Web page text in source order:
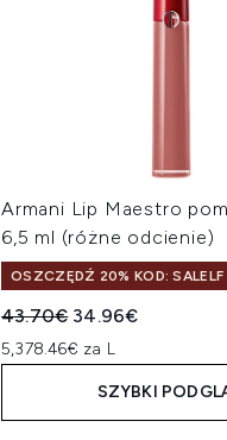
Armani Lip Maestro
6,5 ml (różne odcienie)
OSZCZĘDŹ 20% KOD: SALELF
Sugerowana cena
43.70€ Aktualna cena:
34.96€
5,378.46€ za L
SZYBKI